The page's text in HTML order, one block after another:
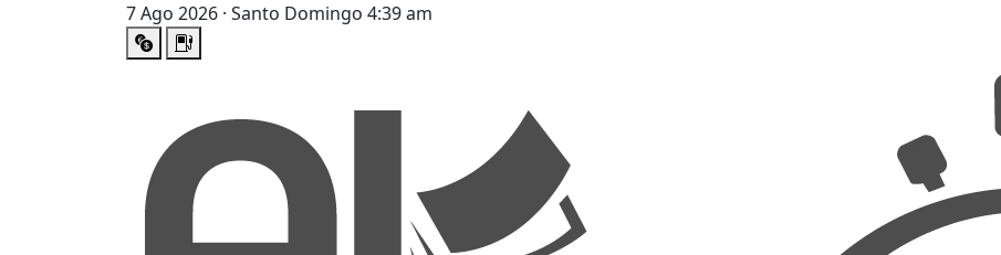
7 Ago 2026 · Santo Domingo 4:39 am